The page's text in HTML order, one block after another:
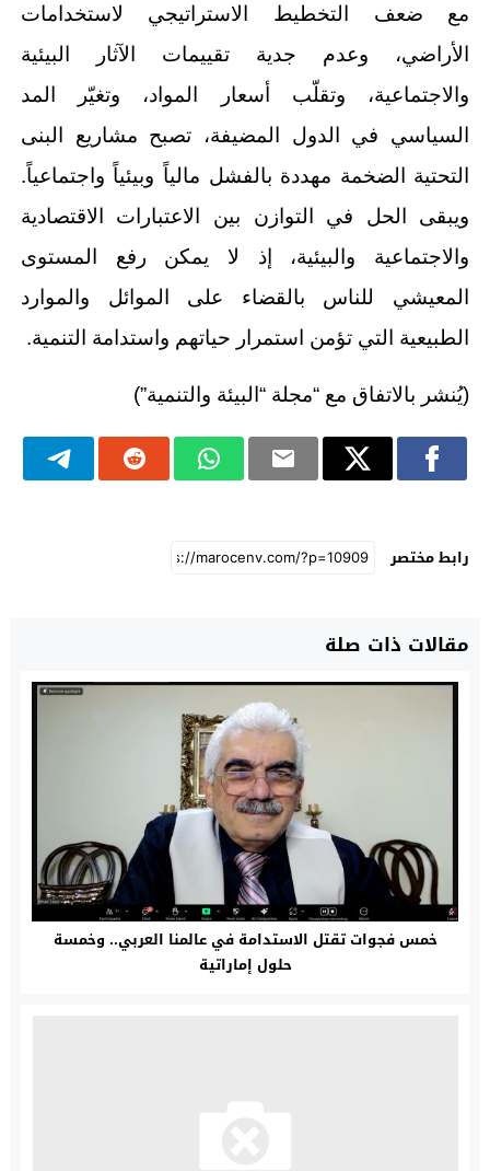
مع ضعف التخطيط الاستراتيجي لاستخدامات
الأراضي، وعدم جدية تقييمات الآثار البيئية
والاجتماعية، وتقلّب أسعار المواد، وتغيّر المد
السياسي في الدول المضيفة، تصبح مشاريع البنى
التحتية الضخمة مهددة بالفشل مالياً وبيئياً واجتماعياً.
ويبقى الحل في التوازن بين الاعتبارات الاقتصادية
والاجتماعية والبيئية، إذ لا يمكن رفع المستوى
المعيشي للناس بالقضاء على الموائل والموارد
الطبيعية التي تؤمن استمرار حياتهم واستدامة التنمية.
(يُنشر بالاتفاق مع “مجلة “البيئة والتنمية”)
رابط مختصر
مقالات ذات صلة
خمس فجوات تقتل الاستدامة في عالمنا العربي.. وخمسة
حلول إماراتية